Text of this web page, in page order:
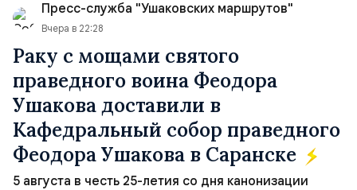
Ираном...Пресс-служба "Ушаковских маршрутов"
Вчера в 22:28
Раку с мощами святого
праведного воина Феодора
Ушакова доставили в
Кафедральный собор праведного
Феодора Ушакова в Саранске
5 августа в честь 25-летия со дня канонизации